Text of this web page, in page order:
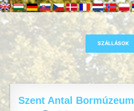
Szent Antal Bormúzeum